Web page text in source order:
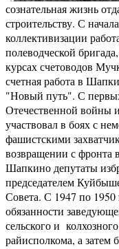
сознательная жизнь
строительству. С начала
коллективизации
полеводческой
курсах счетоводов
счетная работа в
"Новый путь". С
Отечественной войны
участвовал в боях с
фашистскими
возвращении с фронта
Шапкино депутаты
председателем
Совета. С 1947 по
обязанности
сельского и
райисполкома, а затем